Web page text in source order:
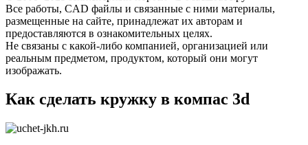
Все работы, CAD файлы и связанные с ними материалы,
размещенные на сайте, принадлежат их авторам и
предоставляются в ознакомительных целях.
Не связаны с какой-либо компанией, организацией или
реальным предметом, продуктом, который они могут
изображать.
Как сделать кружку в компас 3d